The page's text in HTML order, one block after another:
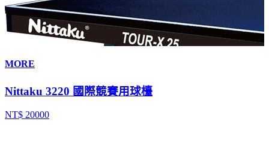
MORE
Nittaku 3220 國際競賽用球檯
NT$ 20000